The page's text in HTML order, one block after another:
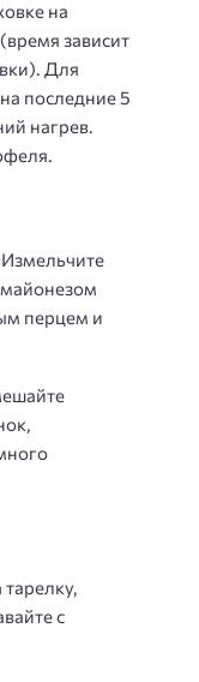
на
зависит
Для
последние 5
нагрев.
Измельчите
перцем и
с